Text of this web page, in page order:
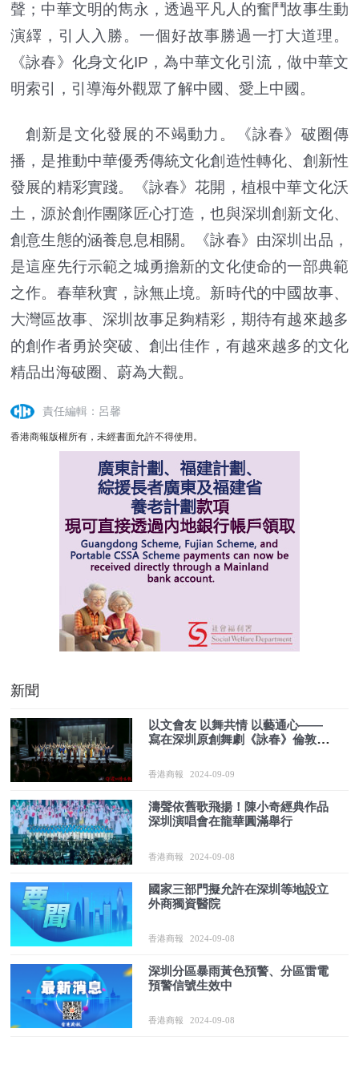
聲；中華文明的雋永，透過平凡人的奮鬥故事生動
演繹，引人入勝。一個好故事勝過一打大道理。
《詠春》化身文化IP，為中華文化引流，做中華文
明索引，引導海外觀眾了解中國、愛上中國。
創新是文化發展的不竭動力。《詠春》破圈傳
播，是推動中華優秀傳統文化創造性轉化、創新性
發展的精彩實踐。《詠春》花開，植根中華文化沃
土，源於創作團隊匠心打造，也與深圳創新文化、
創意生態的涵養息息相關。《詠春》由深圳出品，
是這座先行示範之城勇擔新的文化使命的一部典範
之作。春華秋實，詠無止境。新時代的中國故事、
大灣區故事、深圳故事足夠精彩，期待有越來越多
的創作者勇於突破、創出佳作，有越來越多的文化
精品出海破圈、蔚為大觀。
責任編輯：呂馨
香港商報版權所有，未經書面允許不得使用。
新聞
以文會友 以舞共情 以藝通心——
寫在深圳原創舞劇《詠春》倫敦商
香港商報 2024-09-09
濤聲依舊歌飛揚！陳小奇經典作品
深圳演唱會在龍華圓滿舉行
香港商報 2024-09-08
國家三部門擬允許在深圳等地設立
外商獨資醫院
香港商報 2024-09-08
深圳分區暴雨黃色預警、分區雷電
預警信號生效中
香港商報 2024-09-08